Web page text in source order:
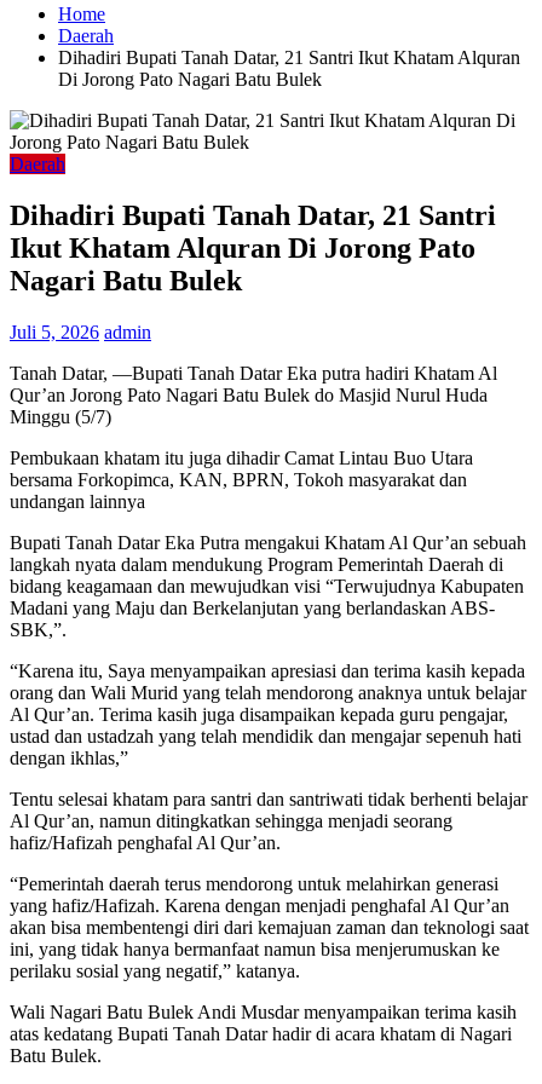
Home
Daerah
Dihadiri Bupati Tanah Datar, 21 Santri Ikut Khatam Alquran
Di Jorong Pato Nagari Batu Bulek
Daerah
Dihadiri Bupati Tanah Datar, 21 Santri
Ikut Khatam Alquran Di Jorong Pato
Nagari Batu Bulek
Juli 5, 2026 admin
Tanah Datar, —Bupati Tanah Datar Eka putra hadiri Khatam Al
Qur’an Jorong Pato Nagari Batu Bulek do Masjid Nurul Huda
Minggu (5/7)
Pembukaan khatam itu juga dihadir Camat Lintau Buo Utara
bersama Forkopimca, KAN, BPRN, Tokoh masyarakat dan
undangan lainnya
Bupati Tanah Datar Eka Putra mengakui Khatam Al Qur’an sebuah
langkah nyata dalam mendukung Program Pemerintah Daerah di
bidang keagamaan dan mewujudkan visi “Terwujudnya Kabupaten
Madani yang Maju dan Berkelanjutan yang berlandaskan ABS-
SBK,”.
“Karena itu, Saya menyampaikan apresiasi dan terima kasih kepada
orang dan Wali Murid yang telah mendorong anaknya untuk belajar
Al Qur’an. Terima kasih juga disampaikan kepada guru pengajar,
ustad dan ustadzah yang telah mendidik dan mengajar sepenuh hati
dengan ikhlas,”
Tentu selesai khatam para santri dan santriwati tidak berhenti belajar
Al Qur’an, namun ditingkatkan sehingga menjadi seorang
hafiz/Hafizah penghafal Al Qur’an.
“Pemerintah daerah terus mendorong untuk melahirkan generasi
yang hafiz/Hafizah. Karena dengan menjadi penghafal Al Qur’an
akan bisa membentengi diri dari kemajuan zaman dan teknologi saat
ini, yang tidak hanya bermanfaat namun bisa menjerumuskan ke
perilaku sosial yang negatif,” katanya.
Wali Nagari Batu Bulek Andi Musdar menyampaikan terima kasih
atas kedatang Bupati Tanah Datar hadir di acara khatam di Nagari
Batu Bulek.